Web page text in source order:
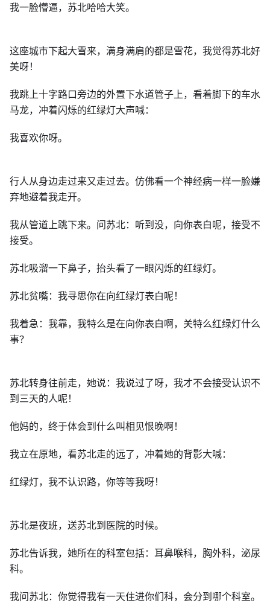
我一脸懵逼，苏北哈哈大笑。
这座城市下起大雪来，满身满肩的都是雪花，我觉得苏北好
美呀！
我跳上十字路口旁边的外置下水道管子上，看着脚下的车水
马龙，冲着闪烁的红绿灯大声喊：
我喜欢你呀。
行人从身边走过来又走过去。仿佛看一个神经病一样一脸嫌
弃地避着我走开。
我从管道上跳下来。问苏北：听到没，向你表白呢，接受不
接受。
苏北吸溜一下鼻子，抬头看了一眼闪烁的红绿灯。
苏北贫嘴：我寻思你在向红绿灯表白呢！
我着急：我靠，我特么是在向你表白啊，关特么红绿灯什么
事？
苏北转身往前走，她说：我说过了呀，我才不会接受认识不
到三天的人呢！
他妈的，终于体会到什么叫相见恨晚啊！
我立在原地，看苏北走的远了，冲着她的背影大喊：
红绿灯，我不认识路，你等等我呀！
苏北是夜班，送苏北到医院的时候。
苏北告诉我，她所在的科室包括：耳鼻喉科，胸外科，泌尿
科。
我问苏北：你觉得我有一天住进你们科，会分到哪个科室。